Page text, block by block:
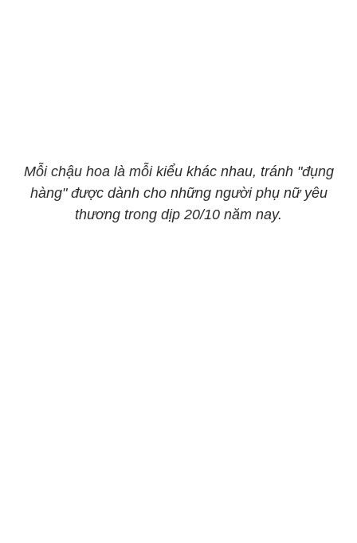
Mỗi chậu hoa là mỗi kiểu khác nhau, tránh "đụng
hàng" được dành cho những người phụ nữ yêu
thương trong dịp 20/10 năm nay.